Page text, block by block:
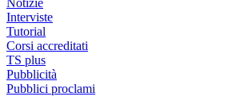
Notizie
Interviste
Tutorial
Corsi accreditati
TS plus
Pubblicità
Pubblici proclami